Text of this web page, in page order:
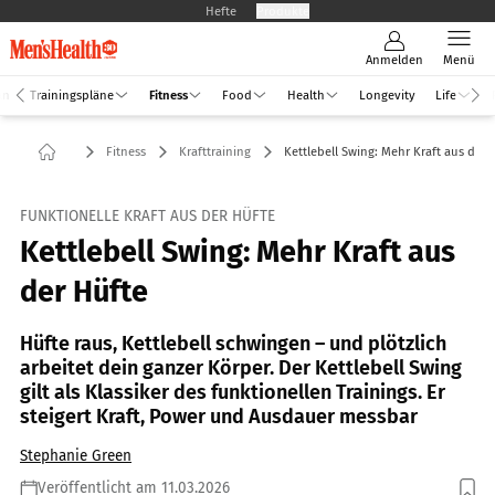
Hefte
Anmelden Menü
Trainingspläne Fitness Food Health Longevity Life
Fitness Krafttraining Kettlebell Swing: Mehr Kraft aus der
FUNKTIONELLE KRAFT AUS DER HÜFTE
Kettlebell Swing: Mehr Kraft aus
der Hüfte
Hüfte raus, Kettlebell schwingen – und plötzlich
arbeitet dein ganzer Körper. Der Kettlebell Swing
gilt als Klassiker des funktionellen Trainings. Er
steigert Kraft, Power und Ausdauer messbar
Stephanie Green
Veröffentlicht am 11.03.2026